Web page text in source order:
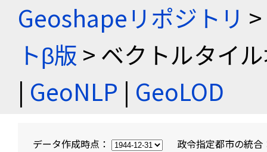
Geoshapeリポジトリ >
トβ版 > ベクトルタイ
| GeoNLP | GeoLOD
データ作成時点： 政令指定都市の統